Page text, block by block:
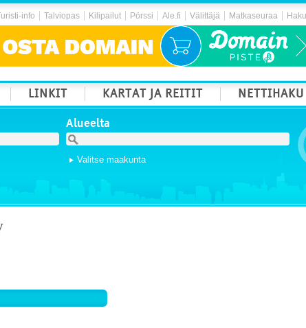
info Talviopas Kilipailut Pörssi Ale.fi Välittäjä Matkaseuraa
LINKIT KARTAT JA REITIT NETTIHAKU
Alueelta
Valitse maakunta